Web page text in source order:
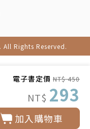
電子書定價 NT$ 450
NT$ 293
加入購物車
All Rights Reserved.